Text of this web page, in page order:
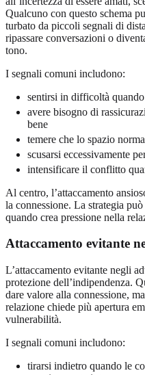
Qualcuno con questo schema
turbato da piccoli segnali di
ripassare conversazioni o
tono.
I segnali comuni includono:
sentirsi in difficoltà
avere bisogno di
bene
temere che lo spazio
scusarsi eccessivamente
intensificare il conflitto
Al centro, l’attaccamento
la connessione. La strategia
quando crea pressione nella
Attaccamento evitante
L’attaccamento evitante negli
protezione dell’indipendenza.
dare valore alla connessione,
relazione chiede più apertura
vulnerabilità.
I segnali comuni includono:
tirarsi indietro quando le